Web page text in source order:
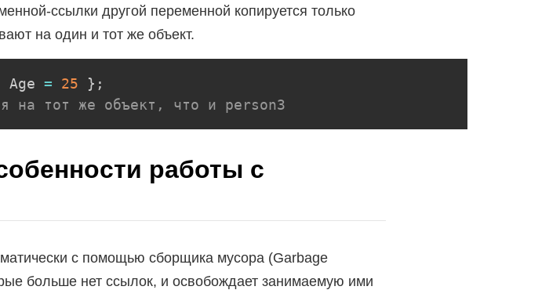
ссылки другой переменной копируется только
на один и тот же объект.
Age = 25 } ;
на тот же объект, что и person3
работы с
с помощью сборщика мусора (Garbage
больше нет ссылок, и освобождает занимаемую ими